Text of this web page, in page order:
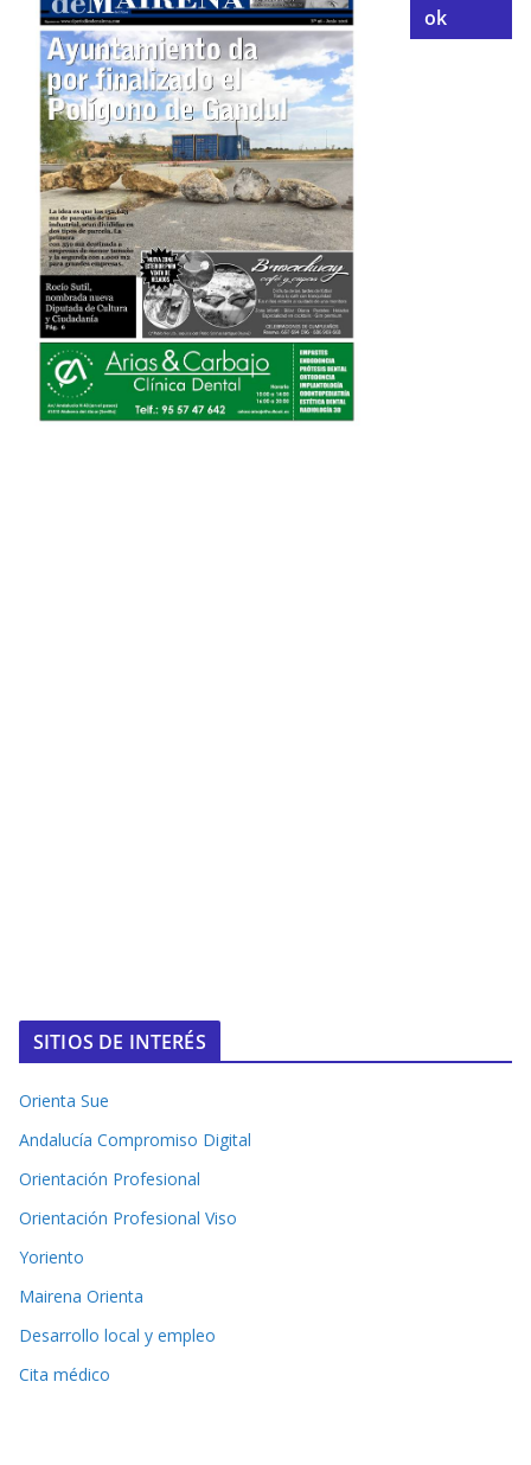
ok
SITIOS DE INTERÉS
Orienta Sue
Andalucía Compromiso Digital
Orientación Profesional
Orientación Profesional Viso
Yoriento
Mairena Orienta
Desarrollo local y empleo
Cita médico